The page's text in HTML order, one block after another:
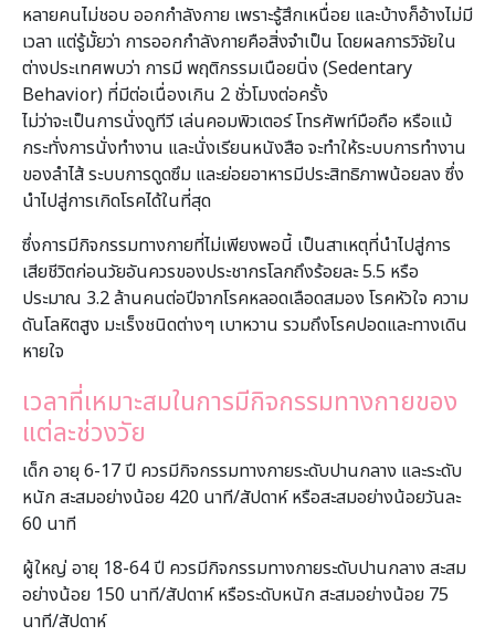
หลายคนไม่ชอบ ออกกำลังกาย เพราะรู้สึกเหนื่อย และบ้างก็อ้างไม่มี
เวลา แต่รู้มั้ยว่า การออกกำลังกายคือสิ่งจำเป็น โดยผลการวิจัยใน
ต่างประเทศพบว่า การมี พฤติกรรมเนือยนิ่ง (Sedentary
Behavior) ที่มีต่อเนื่องเกิน 2 ชั่วโมงต่อครั้ง
ไม่ว่าจะเป็นการนั่งดูทีวี เล่นคอมพิวเตอร์ โทรศัพท์มือถือ หรือแม้
กระทั่งการนั่งทำงาน และนั่งเรียนหนังสือ จะทำให้ระบบการทำงาน
ของลำไส้ ระบบการดูดซึม และย่อยอาหารมีประสิทธิภาพน้อยลง ซึ่ง
นำไปสู่การเกิดโรคได้ในที่สุด
ซึ่งการมีกิจกรรมทางกายที่ไม่เพียงพอนี้ เป็นสาเหตุที่นำไปสู่การ
เสียชีวิตก่อนวัยอันควรของประชากรโลกถึงร้อยละ 5.5 หรือ
ประมาณ 3.2 ล้านคนต่อปีจากโรคหลอดเลือดสมอง โรคหัวใจ ความ
ดันโลหิตสูง มะเร็งชนิดต่างๆ เบาหวาน รวมถึงโรคปอดและทางเดิน
หายใจ
เวลาที่เหมาะสมในการมีกิจกรรมทางกายของ
แต่ละช่วงวัย
เด็ก อายุ 6-17 ปี ควรมีกิจกรรมทางกายระดับปานกลาง และระดับ
หนัก สะสมอย่างน้อย 420 นาที/สัปดาห์ หรือสะสมอย่างน้อยวันละ
60 นาที
ผู้ใหญ่ อายุ 18-64 ปี ควรมีกิจกรรมทางกายระดับปานกลาง สะสม
อย่างน้อย 150 นาที/สัปดาห์ หรือระดับหนัก สะสมอย่างน้อย 75
นาที/สัปดาห์